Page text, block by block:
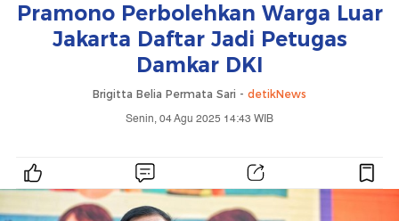
Pramono Perbolehkan Warga Luar
Jakarta Daftar Jadi Petugas
Damkar DKI
Brigitta Belia Permata Sari - detikNews
Senin, 04 Agu 2025 14:43 WIB